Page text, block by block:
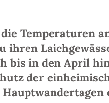
Temperaturen
ihren
bis in den April
der
Hauptwandertagen